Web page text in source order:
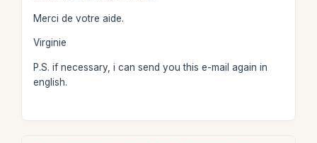
Merci de votre aide.
Virginie
P.S. if necessary, i can send you this e-mail again in
english.